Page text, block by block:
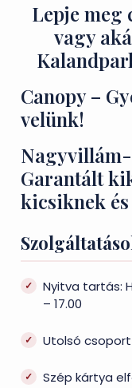
Lepje meg
vagy
Canopy –
velünk!
Garantált
kicsiknek
Nyitva tartás:
– 17.00
Utolsó csoport
Szép kártya